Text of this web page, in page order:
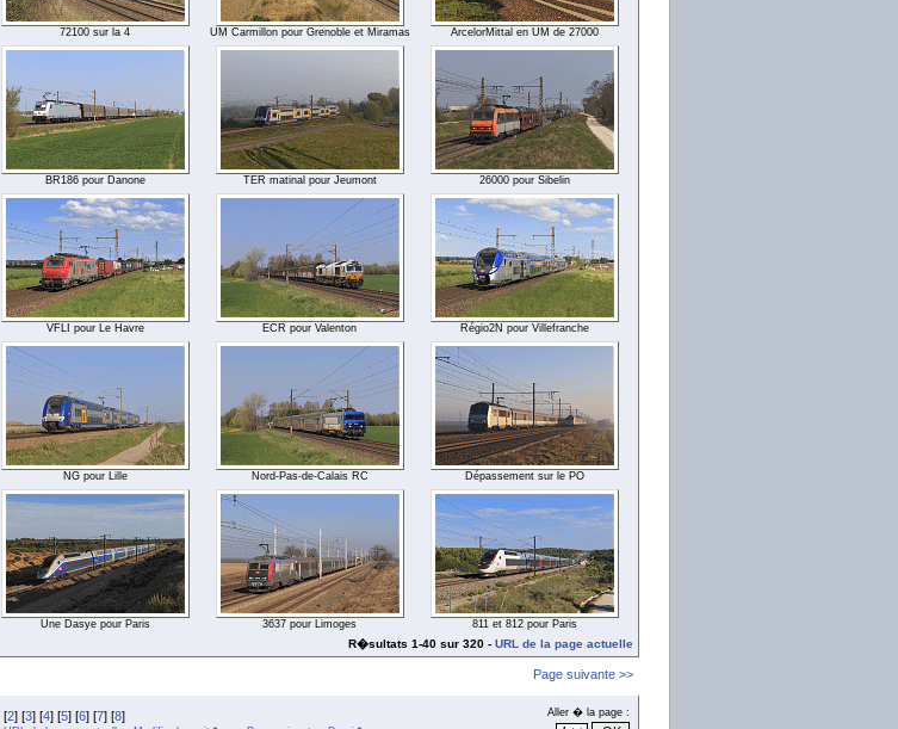
72100 sur la 4 UM Carmillon pour Grenoble et Miramas ArcelorMittal en UM de 27000
BR186 pour Danone TER matinal pour Jeumont 26000 pour Sibelin
VFLI pour Le Havre ECR pour Valenton Régio2N pour Villefranche
NG pour Lille Nord-Pas-de-Calais RC Dépassement sur le PO
Une Dasye pour Paris 3637 pour Limoges 811 et 812 pour Paris
R�sultats 1-40 sur 320 - URL de la page actuelle
Page suivante >>
[2] [3] [4] [5] [6] [7] [8] Aller � la page :